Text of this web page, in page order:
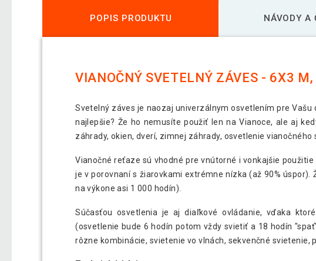
POPIS PRODUKTU NÁVODY A
VIANOČNÝ SVETELNÝ ZÁVES - 6X3
Svetelný záves je naozaj univerzálnym osvetlením pre
najlepšie? Že ho nemusíte použiť len na Vianoce, ale aj
záhrady, okien, dverí, zimnej záhrady, osvetlenie vianočného
Vianočné reťaze sú vhodné pre vnútorné i vonkajšie
je v porovnaní s žiarovkami extrémne nízka (až 90%
na výkone asi 1 000 hodín).
Súčasťou osvetlenia je aj diaľkové ovládanie, vďaka
(osvetlenie bude 6 hodín potom vždy svietiť a 18 hodín
rôzne kombinácie, svietenie vo vlnách, sekvenčné svietenie,